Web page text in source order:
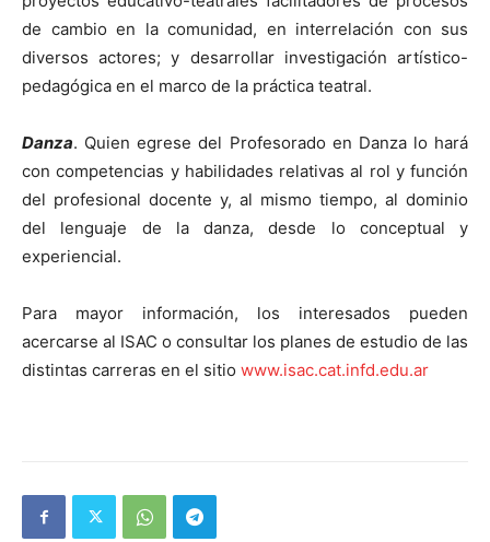
de cambio en la comunidad, en interrelación con sus
diversos actores; y desarrollar investigación artístico-
pedagógica en el marco de la práctica teatral.
Danza. Quien egrese del Profesorado en Danza lo hará
con competencias y habilidades relativas al rol y función
del profesional docente y, al mismo tiempo, al dominio
del lenguaje de la danza, desde lo conceptual y
experiencial.
Para mayor información, los interesados pueden
acercarse al ISAC o consultar los planes de estudio de las
distintas carreras en el sitio www.isac.cat.infd.edu.ar